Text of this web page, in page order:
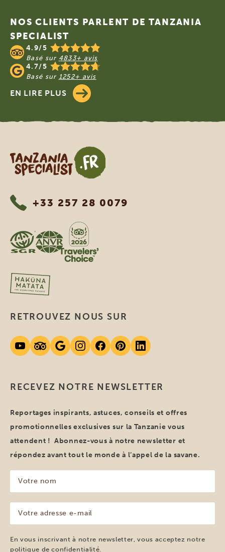
NOS CLIENTS PARLENT DE TANZANIA
SPECIALIST
4.9/5
Basé sur 4833+ avis
4.7/5
Basé sur 1252+ avis
EN LIRE PLUS
Tanzania Specialist
+33 257 28 0079
RECEVEZ NOTRE NEWSLETTER
Reportages inspirants, astuces, conseils et offres
promotionnelles exclusives sur la Tanzanie vous
attendent ! Abonnez-vous à notre newsletter et
répondez avant tout le monde à l’appel de la savane.
nom
(Nécessaire)
adresse
e-
mail
(Nécessaire)
En vous inscrivant à notre newsletter, vous acceptez notre
politique de confidentialité.
RETROUVEZ NOUS SUR